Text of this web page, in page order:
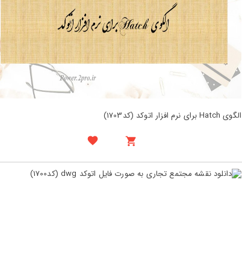
الگوی Hatch برای نرم افزار اتوکد (کد1703)